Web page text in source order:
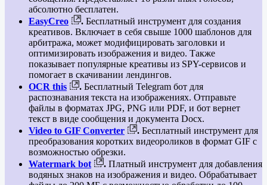
абсолютно бесплатен.
EasyCreo
. Бесплатный инструмент для создания
креативов. Включает в себя свыше 1000 шаблонов для
арбитража, может модифицировать заголовки и
оптимизировать изображения и видео. Также
показывает популярные креативы из SPY-сервисов и
помогает в скачивании лендингов.
OCR this
. Бесплатный Telegram бот для
распознавания текста на изображениях. Отправьте
файлы в форматах JPG, PNG или PDF, и бот вернет
текст в виде сообщения и документа Docx.
Video to GIF Converter
. Бесплатный инструмент для
преобразования коротких видеороликов в формат GIF с
возможностью обрезки.
Watermark bot
. Платный инструмент для добавления
водяных знаков на изображения и видео. Обрабатывает